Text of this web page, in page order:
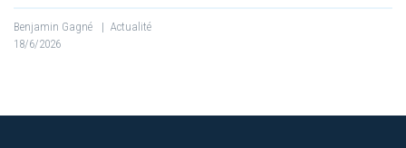
Benjamin Gagné | Actualité
18/6/2026